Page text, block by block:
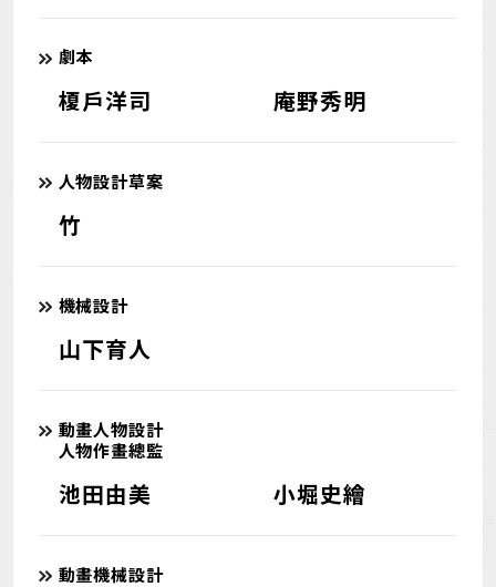
劇本
榎戶洋司 庵野秀明
人物設計草案
竹
機械設計
山下育人
動畫人物設計
人物作畫總監
池田由美 小堀史繪
動畫機械設計